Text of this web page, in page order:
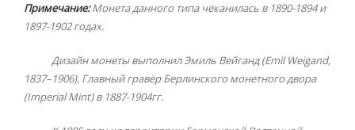
Примечание:Монета данного типа чеканилась в 1890-1894 и
1897-1902 годах.
Дизайн монеты выполнил Эмиль Вейганд (Emil Weigand,
1837–1906), Главный гравёр Берлинского монетного двора
(Imperial Mint) в 1887-1904гг.